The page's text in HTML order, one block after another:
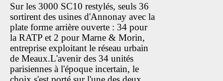
Sur les 3000 SC10 restylés, seuls 36
sortirent des usines d'Annonay avec la
plate forme arrière ouverte : 34 pour
la RATP et 2 pour Marne & Morin,
entreprise exploitant le réseau urbain
de Meaux.L'avenir des 34 unités
parisiennes à l'époque incertain, le